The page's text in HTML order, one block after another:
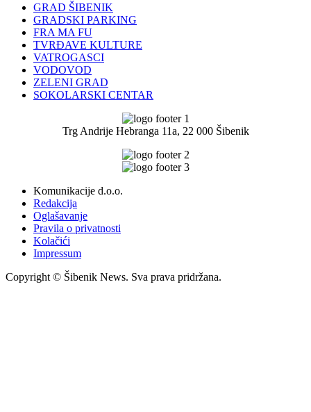
GRAD ŠIBENIK
GRADSKI PARKING
FRA MA FU
TVRĐAVE KULTURE
VATROGASCI
VODOVOD
ZELENI GRAD
SOKOLARSKI CENTAR
Trg Andrije Hebranga 11a, 22 000 Šibenik
Komunikacije d.o.o.
Redakcija
Oglašavanje
Pravila o privatnosti
Kolačići
Impressum
Copyright © Šibenik News. Sva prava pridržana.